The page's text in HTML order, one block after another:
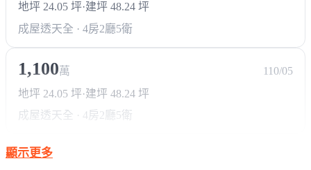
地坪 24.05 坪·建坪 48.24 坪
成屋透天全 · 4房2廳5衛
1,100萬
110/05
地坪 24.05 坪·建坪 48.24 坪
成屋透天全 · 4房2廳5衛
顯示更多